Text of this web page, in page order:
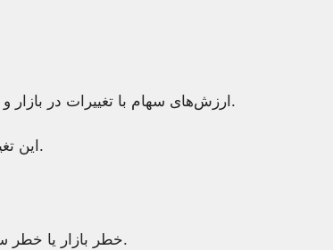
ارزش‌های سهام با تغییرات در بازار و، به طور محلی و جهانی تغییر می‌کند.
این تغییرات باعث مشکل در پیش‌بینی ارزش سهام می‌شود.
خطر بازار یا خطر سیستماتیک، به آسیب‌پذیری بازار گسترده مرتبط است.